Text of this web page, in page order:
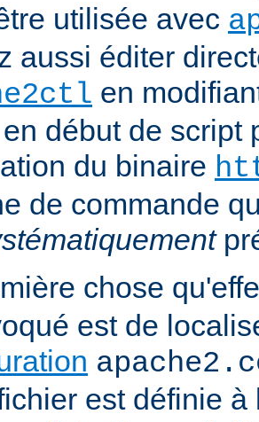
utilisée avec
aussi éditer
en
début de script
du binaire
de commande
chose
est de
est définie